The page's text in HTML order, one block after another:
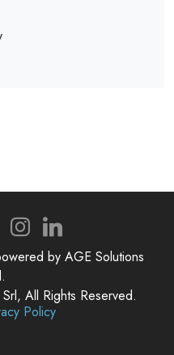
by AGE Solutions
All Rights Reserved.
Policy